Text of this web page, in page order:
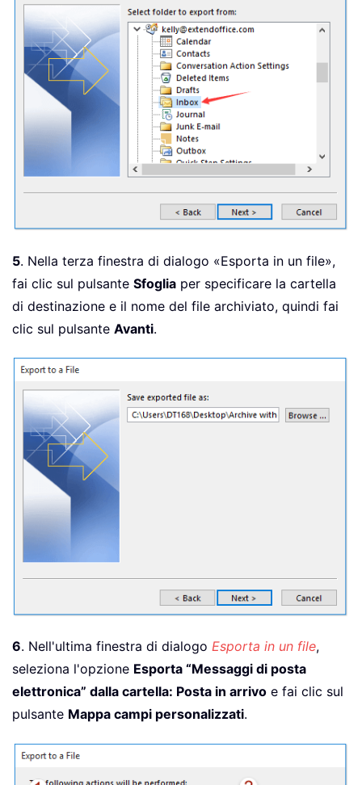
5. Nella terza finestra di dialogo «Esporta in un file»,
fai clic sul pulsante Sfoglia per specificare la cartella
di destinazione e il nome del file archiviato, quindi fai
clic sul pulsante Avanti.
6. Nell'ultima finestra di dialogo Esporta in un file,
seleziona l'opzione Esporta “Messaggi di posta
elettronica” dalla cartella: Posta in arrivo e fai clic sul
pulsante Mappa campi personalizzati.